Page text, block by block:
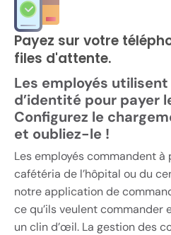
Payez sur votre
files d'attente.
Les employés
d’identité pour payer
Configurez le
et oubliez-le !
Les employés commandent
cafétéria de l’hôpital ou du
notre application de
ce qu’ils veulent commander
un clin d’œil. La gestion des